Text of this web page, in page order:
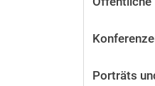
Stellenangebote
Alum­ni und Freunde
Porträts